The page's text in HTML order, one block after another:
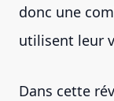
donc une
utilisent leur
Dans cette